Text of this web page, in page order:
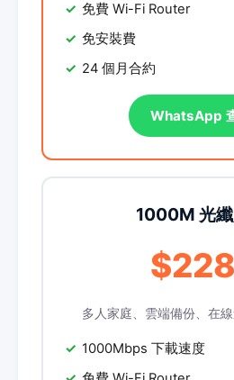
免費 Wi-Fi Router
免安裝費
24 個月合約
WhatsApp
1000M 光
$228
多人家庭、雲端備份、在
1000Mbps 下載速度